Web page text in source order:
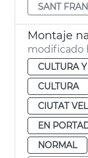
SANT
modificado
CULTURA
CULTURA
CIUTAT
EN
NORMAL